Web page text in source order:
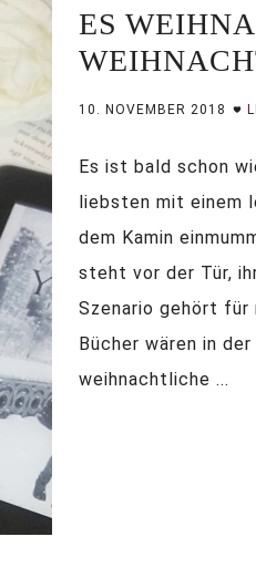
ES
10. NOVEMBER 2018
Es ist bald schon
liebsten mit einem
dem Kamin
steht vor der Tür,
Szenario gehört für
Bücher wären in
weihnachtliche ...